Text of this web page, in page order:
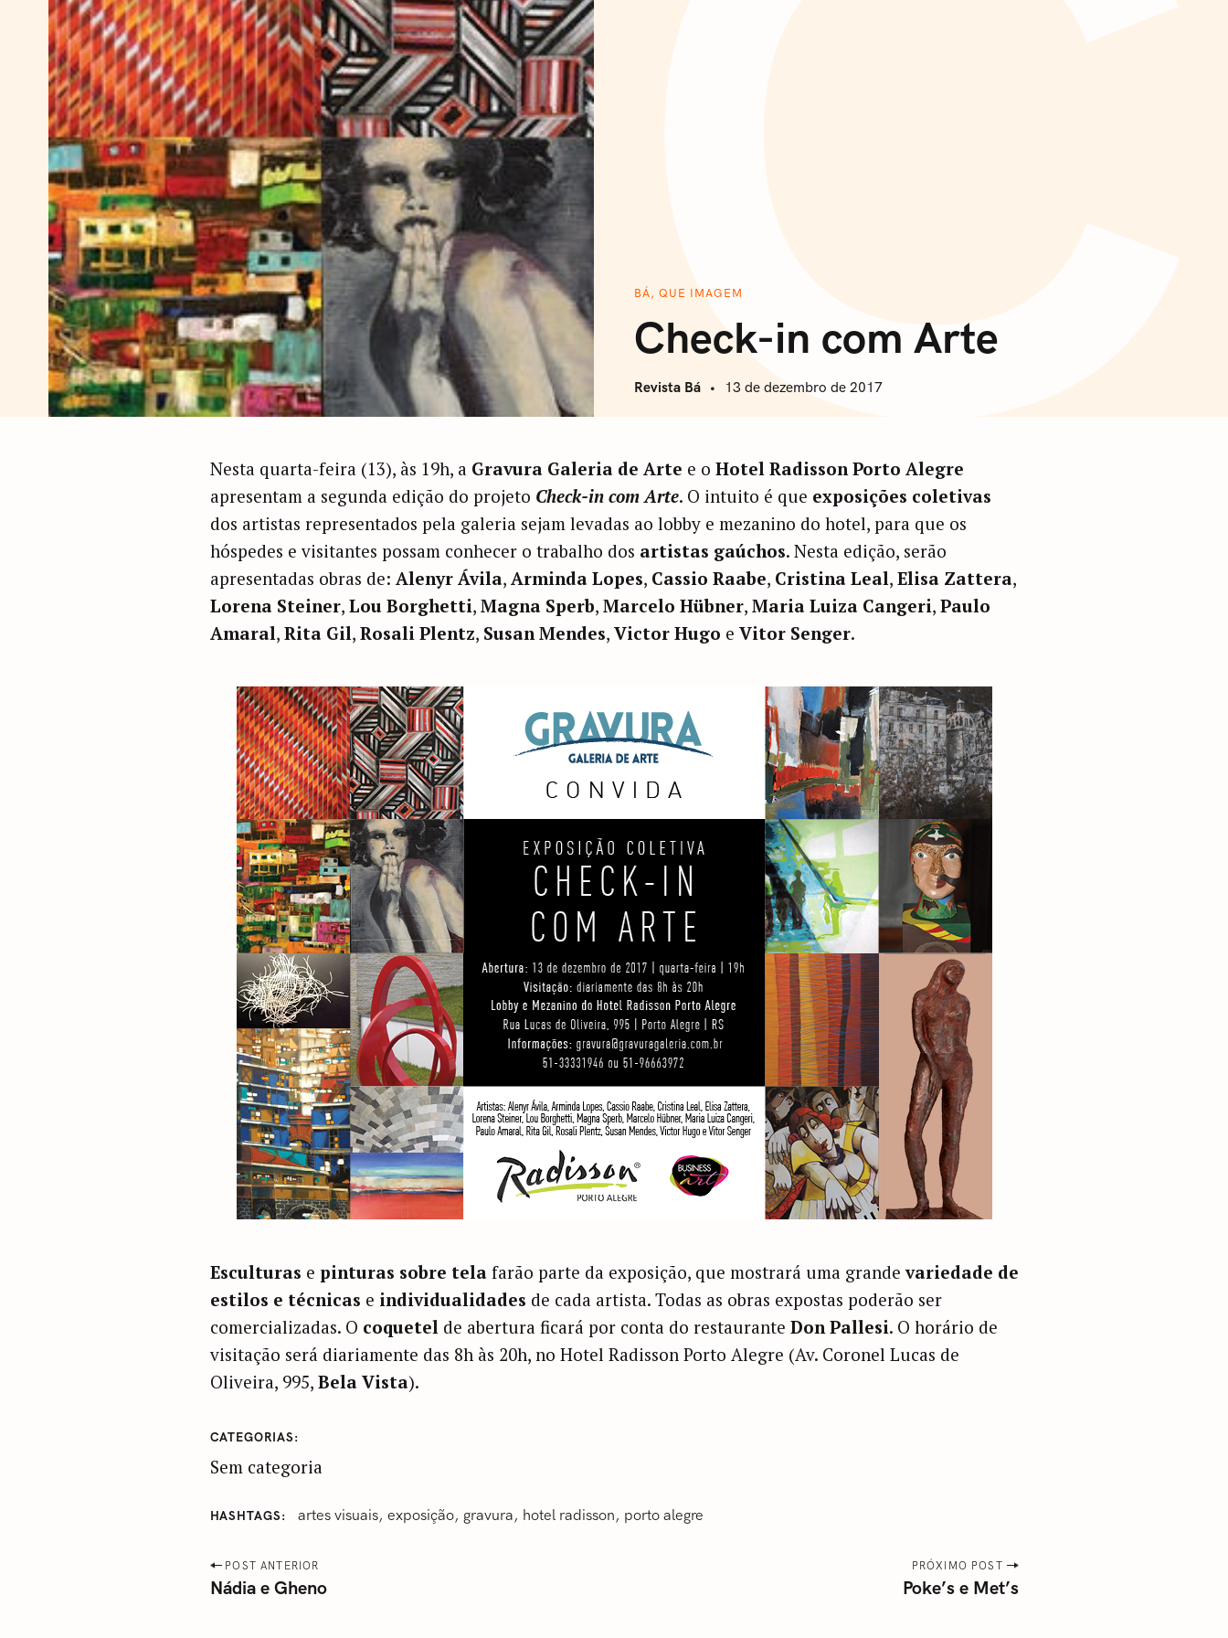
BÁ, QUE IMAGEM
Check-in com Arte
Revista Bá 13 de dezembro de 2017
Nesta quarta-feira (13), às 19h, a Gravura Galeria de Arte e o Hotel Radisson Porto Alegre
apresentam a segunda edição do projeto Check-in com Arte. O intuito é que exposições coletivas
dos artistas representados pela galeria sejam levadas ao lobby e mezanino do hotel, para que os
hóspedes e visitantes possam conhecer o trabalho dos artistas gaúchos. Nesta edição, serão
apresentadas obras de: Alenyr Ávila, Arminda Lopes, Cassio Raabe, Cristina Leal, Elisa Zattera,
Lorena Steiner, Lou Borghetti, Magna Sperb, Marcelo Hübner, Maria Luiza Cangeri, Paulo
Amaral, Rita Gil, Rosali Plentz, Susan Mendes, Victor Hugo e Vitor Senger.
Esculturas e pinturas sobre telafarão parte da exposição, que mostrará uma grandevariedade de
estilos e técnicas e individualidades de cada artista. Todas as obras expostas poderão ser
comercializadas. O coquetelde abertura ficará por conta do restaurante Don Pallesi. O horário de
visitação será diariamente das 8h às 20h, no Hotel Radisson Porto Alegre (Av. Coronel Lucas de
Oliveira, 995, Bela Vista).
CATEGORIAS
Sem categoria
HASHTAGS artes visuais exposição ‎gravura‬ hotel radisson ‎porto alegre
P
o
POST ANTERIOR
Nádia e Gheno
PRÓXIMO POST
Poke’s e Met’s